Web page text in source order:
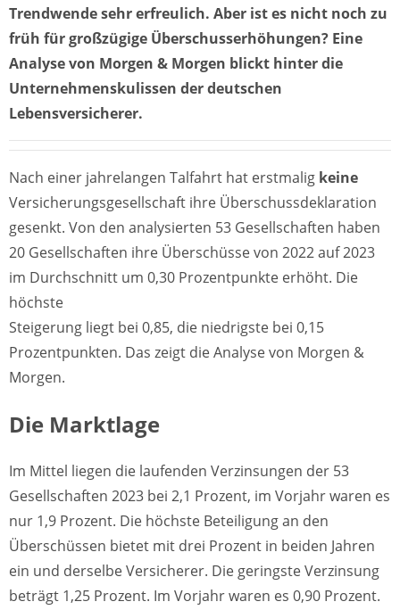
Trendwende sehr erfreulich. Aber ist es nicht noch zu
früh für großzügige Überschusserhöhungen? Eine
Analyse von Morgen & Morgen blickt hinter die
Unternehmenskulissen der deutschen
Lebensversicherer.
Nach einer jahrelangen Talfahrt hat erstmalig keine
Versicherungsgesellschaft ihre Überschussdeklaration
gesenkt. Von den analysierten 53 Gesellschaften haben
20 Gesellschaften ihre Überschüsse von 2022 auf 2023
im Durchschnitt um 0,30 Prozentpunkte erhöht. Die
höchste
Steigerung liegt bei 0,85, die niedrigste bei 0,15
Prozentpunkten. Das zeigt die Analyse von Morgen &
Morgen.
Die Marktlage
Im Mittel liegen die laufenden Verzinsungen der 53
Gesellschaften 2023 bei 2,1 Prozent, im Vorjahr waren es
nur 1,9 Prozent. Die höchste Beteiligung an den
Überschüssen bietet mit drei Prozent in beiden Jahren
ein und derselbe Versicherer. Die geringste Verzinsung
beträgt 1,25 Prozent. Im Vorjahr waren es 0,90 Prozent.